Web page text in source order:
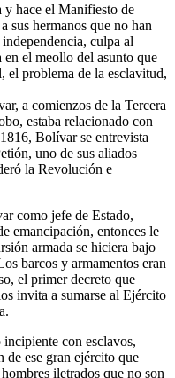
y hace el Manifiesto de
sus hermanos que no han
culpa al
el meollo del asunto que
el problema de la esclavitud,
a comienzos de la Tercera
estaba relacionado con
Bolívar se entrevista
uno de sus aliados
la Revolución e
como jefe de Estado,
emancipación, entonces le
armada se hiciera bajo
barcos y armamentos eran
el primer decreto que
invita a sumarse al Ejército
con esclavos,
de ese gran ejército que
iletrados que no son